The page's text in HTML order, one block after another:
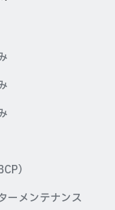
）
ーメンテナンス